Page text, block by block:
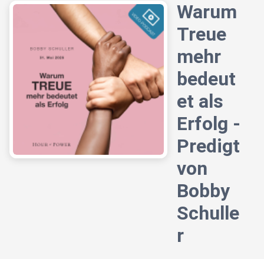
Warum
Treue
mehr
bedeut
et als
Erfolg -
Predigt
von
Bobby
Schulle
r